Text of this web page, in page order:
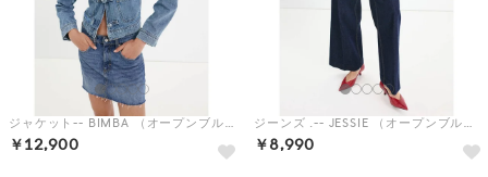
ジャケット-- BIMBA （オープンブルー）
￥12,900
ジーンズ .-- JESSIE （オープンブルー）
￥8,990